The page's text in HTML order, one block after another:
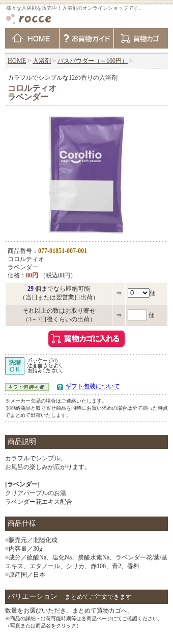
様々な入浴剤を販売中！入浴剤のオンラインショップです。
HOME > 入浴剤 > バスパウダー（～100円） >
カラフルでシンプルな12の香りの入浴剤
コロルティオ
ラベンダー
商品番号： 077-01851-007-001
コロルティオ
ラベンダー
価格： 80円
（税込88円）
29 個までなら即納可能
（当日または翌営業日出荷）
⇒ 個
それ以上の数はお取り寄せ
（3～7日後くらいの出荷）
⇒ 個
ギフト包装について
※メーカー欠品の場合はご連絡いたします。
※即納商品と取り寄せ商品を同時にお買い求めの場合は全て揃った時点
でまとめて出荷いたします。
商品説明
カラフルでシンプル。
お風呂の楽しみが広がります。
[ラベンダー]
クリアパープルのお湯
ラベンダー花エキス配合
商品仕様
■販売元／北陸化成
■内容量／30g
■成分／硫酸Na、塩化Na、炭酸水素Na、ラベンダー花/葉/茎
エキス、エタノール、シリカ、赤106、青2、香料
■原産国／日本
バリエーション
まとめてご注文できます
数量をお選びいただき、まとめて買物カゴへ。
※商品の詳細・出荷可能時期等は各商品ページにてご確認ください。
（写真または商品名をクリック）